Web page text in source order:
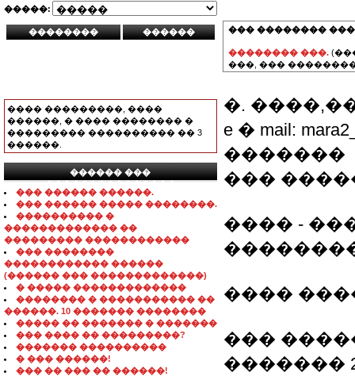
�����:
���� ���������, ����
������, � ���� �������� �
��������� ���������� �� 3
������.
������ ���
���������������
��� ������ ������.
��� ������ ����� ��������.
���������� �
������������� ��
��������� ������������
��� ��������
������������ ������
(������ ��� �������������)
� ����� �������������
�������� � ����������� ��
������. 10 ������� ��������
����� �� ������� � �������
��� ���� �� ���������?
������� ����������
� ��� ������!
��� �� ��� �� ������!
��� ��������
�������� ���.
���, ���
�.
e � mail:
�������
���
���� -
����
���
�������